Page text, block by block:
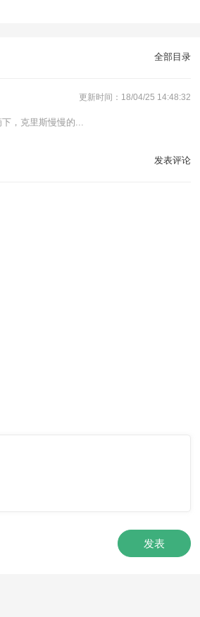
全部目录
更新时间：18/04/25 14:48:32
，克里斯慢慢的...
发表评论
发表